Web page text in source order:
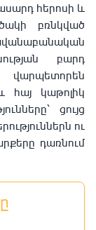
հերոսի և
բռնկված
բարդ
հայ կաթոլիկ
ցույց
ու
դառնում